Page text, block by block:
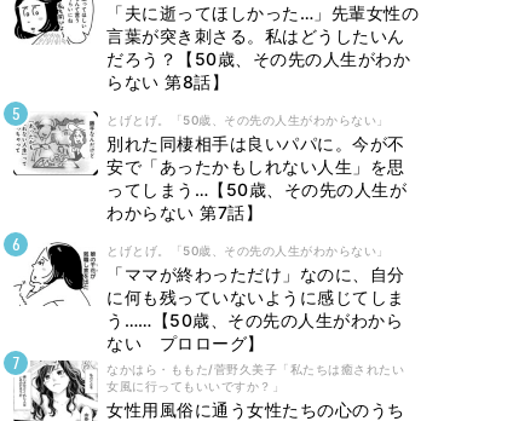
「夫に逝ってほしかった…」先輩女性の
言葉が突き刺さる。私はどうしたいん
だろう？【50歳、その先の人生がわか
らない 第8話】
とげとげ。「50歳、その先の人生がわからない」
別れた同棲相手は良いパパに。今が不
安で「あったかもしれない人生」を思
ってしまう…【50歳、その先の人生が
わからない 第7話】
とげとげ。「50歳、その先の人生がわからない」
「ママが終わっただけ」なのに、自分
に何も残っていないように感じてしま
う……【50歳、その先の人生がわから
ない プロローグ】
なかはら・ももた/菅野久美子「私たちは癒されたい
女風に行ってもいいですか？」
女性用風俗に通う女性たちの心のうち